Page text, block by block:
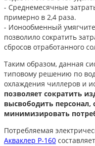
- Среднемесячные
примерно в 2,4 раза.
- Ионообменный
позволило сократить
сбросов отработанного
Таким образом, данная
типовому решению по
охлаждения чиллеров и
позволяет сократить
высвободить персонал,
минимизировать
Потребляемая
Акваклер P-160